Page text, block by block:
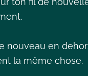
nouveau en
la même chose.